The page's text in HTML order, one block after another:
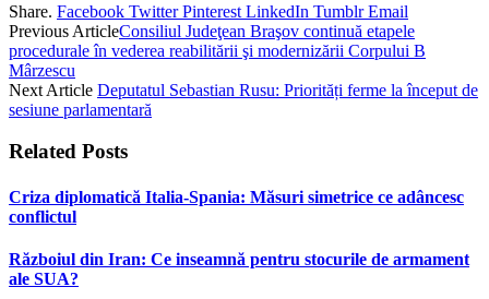
Share. Facebook Twitter Pinterest LinkedIn Tumblr Email
Previous ArticleConsiliul Judeţean Braşov continuă etapele
procedurale în vederea reabilitării şi modernizării Corpului B
Mârzescu
Next Article Deputatul Sebastian Rusu: Priorități ferme la început de
sesiune parlamentară
Related Posts
Criza diplomatică Italia-Spania: Măsuri simetrice ce adâncesc
conflictul
Războiul din Iran: Ce inseamnă pentru stocurile de armament
ale SUA?